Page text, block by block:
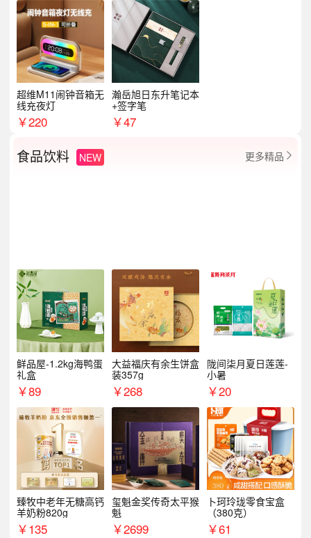
超维M11闹钟音箱无
线充夜灯
￥220
瀚岳旭日东升笔记本
+签字笔
￥47
食品饮料 NEW 更多精品 
鲜品屋-1.2kg海鸭蛋
礼盒
￥89
大益福庆有余生饼盒
装357g
￥268
陇间柒月夏日莲莲-
小暑
￥20
臻牧中老年无糖高钙
羊奶粉820g
￥135
玺魁金奖传奇太平猴
魁
￥2699
卜珂玲珑零食宝盒
（380克）
￥61